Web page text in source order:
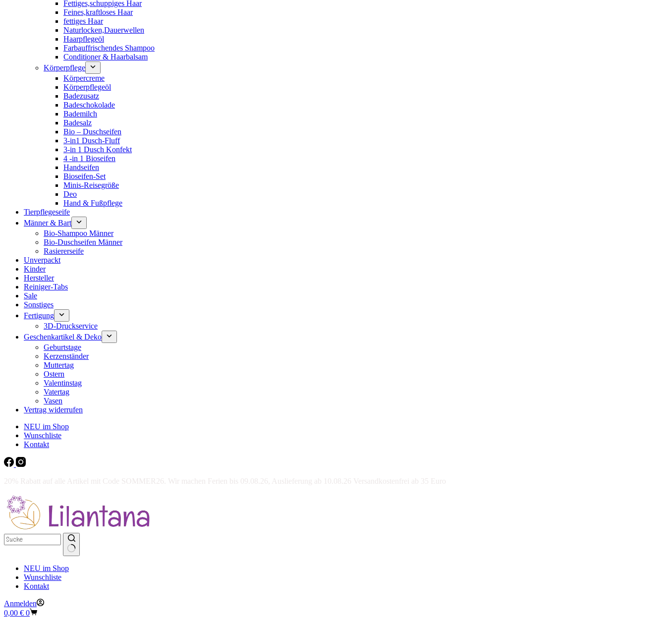
Fettiges,schuppiges Haar
Feines,kraftloses Haar
fettiges Haar
Naturlocken,Dauerwellen
Haarpflegeöl
Farbauffrischendes Shampoo
Conditioner & Haarbalsam
Körperpflege
Körpercreme
Körperpflegeöl
Badezusatz
Badeschokolade
Bademilch
Badesalz
Bio – Duschseifen
3-in1 Dusch-Fluff
3-in 1 Dusch Konfekt
4 -in 1 Bioseifen
Handseifen
Bioseifen-Set
Minis-Reisegröße
Deo
Hand & Fußpflege
Tierpflegeseife
Männer & Bart
Bio-Shampoo Männer
Bio-Duschseifen Männer
Rasiererseife
Unverpackt
Kinder
Hersteller
Reiniger-Tabs
Sale
Sonstiges
Fertigung
3D-Druckservice
Geschenkartikel & Deko
Geburtstage
Kerzenständer
Muttertag
Ostern
Valentinstag
Vatertag
Vasen
Vertrag widerrufen
NEU im Shop
Wunschliste
Kontakt
20% Rabatt auf alle Artikel mit Code SOMMER26. Wir machen Ferien bis 09.08.26, Auslieferung ab 10.08.26 Versandkostenfrei ab 35 Euro
NEU im Shop
Wunschliste
Kontakt
Anmelden
Warenkorb
0,00 € 0